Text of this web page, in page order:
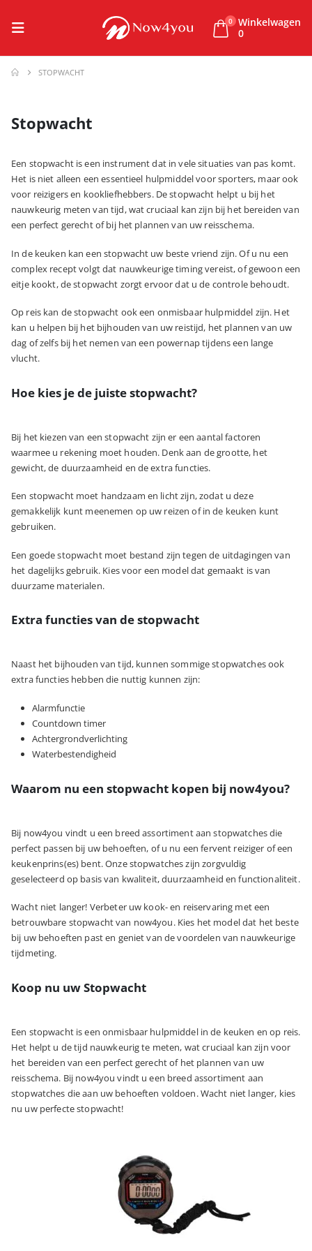
0 Winkelwagen
0
STOPWACHT
Stopwacht
Een stopwacht is een instrument dat in vele situaties van pas komt.
Het is niet alleen een essentieel hulpmiddel voor sporters, maar ook
voor reizigers en kookliefhebbers. De stopwacht helpt u bij het
nauwkeurig meten van tijd, wat cruciaal kan zijn bij het bereiden van
een perfect gerecht of bij het plannen van uw reisschema.
In de keuken kan een stopwacht uw beste vriend zijn. Of u nu een
complex recept volgt dat nauwkeurige timing vereist, of gewoon een
eitje kookt, de stopwacht zorgt ervoor dat u de controle behoudt.
Op reis kan de stopwacht ook een onmisbaar hulpmiddel zijn. Het
kan u helpen bij het bijhouden van uw reistijd, het plannen van uw
dag of zelfs bij het nemen van een powernap tijdens een lange
vlucht.
Hoe kies je de juiste stopwacht?
Bij het kiezen van een stopwacht zijn er een aantal factoren
waarmee u rekening moet houden. Denk aan de grootte, het
gewicht, de duurzaamheid en de extra functies.
Een stopwacht moet handzaam en licht zijn, zodat u deze
gemakkelijk kunt meenemen op uw reizen of in de keuken kunt
gebruiken.
Een goede stopwacht moet bestand zijn tegen de uitdagingen van
het dagelijks gebruik. Kies voor een model dat gemaakt is van
duurzame materialen.
Extra functies van de stopwacht
Naast het bijhouden van tijd, kunnen sommige stopwatches ook
extra functies hebben die nuttig kunnen zijn:
Alarmfunctie
Countdown timer
Achtergrondverlichting
Waterbestendigheid
Waarom nu een stopwacht kopen bij now4you?
Bij now4you vindt u een breed assortiment aan stopwatches die
perfect passen bij uw behoeften, of u nu een fervent reiziger of een
keukenprins(es) bent. Onze stopwatches zijn zorgvuldig
geselecteerd op basis van kwaliteit, duurzaamheid en functionaliteit.
Wacht niet langer! Verbeter uw kook- en reiservaring met een
betrouwbare stopwacht van now4you. Kies het model dat het beste
bij uw behoeften past en geniet van de voordelen van nauwkeurige
tijdmeting.
Koop nu uw Stopwacht
Een stopwacht is een onmisbaar hulpmiddel in de keuken en op reis.
Het helpt u de tijd nauwkeurig te meten, wat cruciaal kan zijn voor
het bereiden van een perfect gerecht of het plannen van uw
reisschema. Bij now4you vindt u een breed assortiment aan
stopwatches die aan uw behoeften voldoen. Wacht niet langer, kies
nu uw perfecte stopwacht!